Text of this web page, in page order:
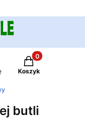
Produkty w
Koszyk
butli